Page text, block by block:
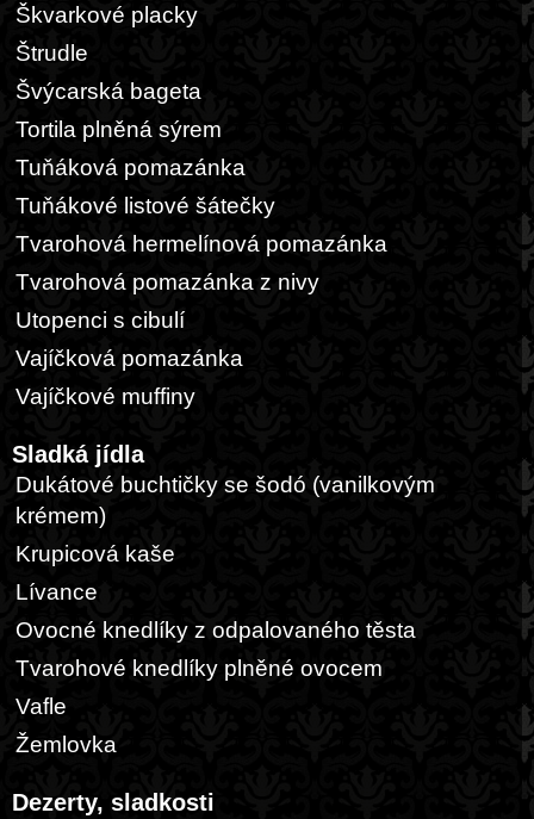
Škvarkové placky
Štrudle
Švýcarská bageta
Tortila plněná sýrem
Tuňáková pomazánka
Tuňákové listové šátečky
Tvarohová hermelínová pomazánka
Tvarohová pomazánka z nivy
Utopenci s cibulí
Vajíčková pomazánka
Vajíčkové muffiny
Sladká jídla
Dukátové buchtičky se šodó (vanilkovým
krémem)
Krupicová kaše
Lívance
Ovocné knedlíky z odpalovaného těsta
Tvarohové knedlíky plněné ovocem
Vafle
Žemlovka
Dezerty, sladkosti